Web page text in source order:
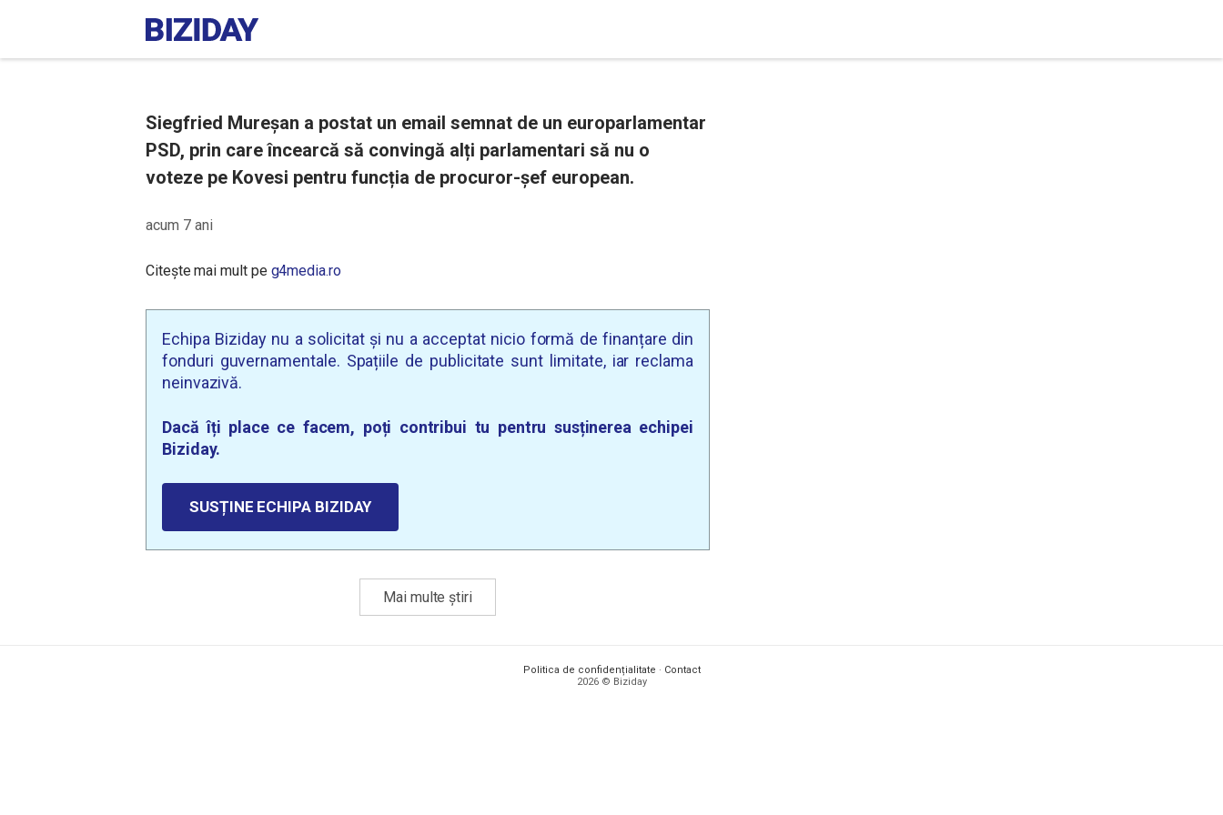
Siegfried Mureșan a postat un email semnat de un europarlamentar
PSD, prin care încearcă să convingă alți parlamentari să nu o
voteze pe Kovesi pentru funcția de procuror-şef european.
acum 7 ani
Citește mai mult pe g4media.ro
Echipa Biziday nu a solicitat și nu a acceptat nicio formă de finanțare din
fonduri guvernamentale. Spațiile de publicitate sunt limitate, iar reclama
neinvazivă.
Dacă îți place ce facem, poți contribui tu pentru susținerea echipei
Biziday.
SUSȚINE ECHIPA BIZIDAY
Mai multe știri
Politica de confidențialitate · Contact
2026 © Biziday